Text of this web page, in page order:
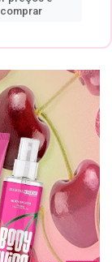
comprar